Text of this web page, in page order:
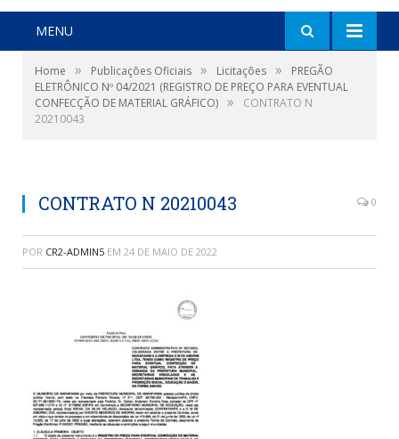
MENU
Home » Publicações Oficiais » Licitações »
PREGÃO
ELETRÔNICO Nº 04/2021 (REGISTRO DE PREÇO PARA EVENTUAL
CONFECÇÃO DE MATERIAL GRÁFICO) »
CONTRATO N
20210043
CONTRATO N 20210043 0
POR CR2-ADMIN5 EM 24 DE MAIO DE 2022